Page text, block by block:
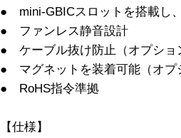
● mini-GBICスロットを搭載し
● ファンレス静音設計
● ケーブル抜け防止（オプショ
● マグネットを装着可能（オプ
● RoHS指令準拠
【仕様】